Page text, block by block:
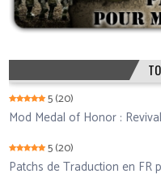
5(20)
Mod Medal of Honor :
5(20)
Patchs de Traduction en FR